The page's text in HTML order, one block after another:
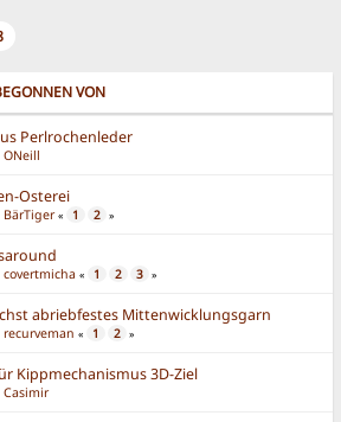
VON
Perlrochenleder
ONeill
Osterei
BärTiger « 1 2 »
covertmicha « 1 2 3 »
abriebfestes Mittenwicklungsgarn
recurveman « 1 2 »
Kippmechanismus 3D-Ziel
Casimir